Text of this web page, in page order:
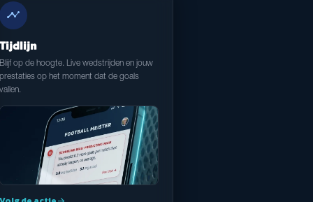
timeline
Tijdlijn
Blijf op de hoogte. Live wedstrijden en jouw
prestaties op het moment dat de goals
vallen.